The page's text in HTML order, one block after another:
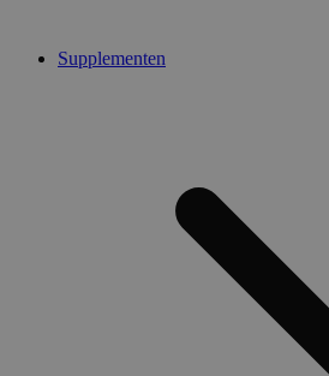
Supplementen